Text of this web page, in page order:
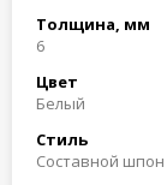
Толщина, мм
6
Цвет
Белый
Стиль
Составной шпон